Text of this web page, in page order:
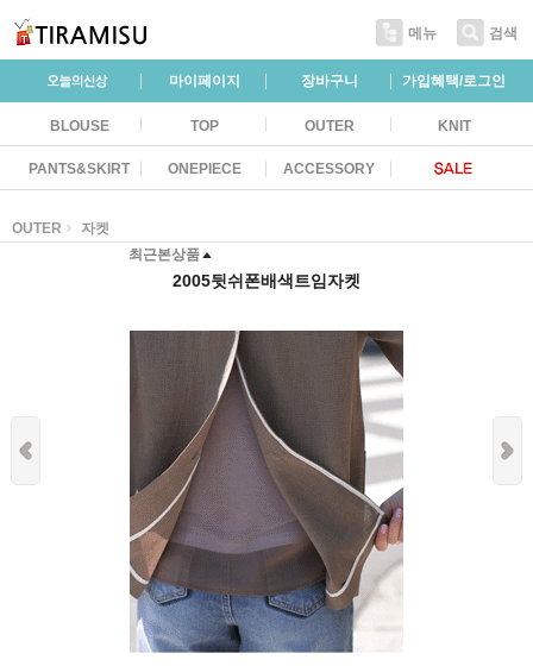
메뉴 검색
마이페이지 장바구니 가입혜택/로그인
BLOUSE TOP OUTER KNIT
PANTS&SKIRT ONEPIECE ACCESSORY
OUTER
자켓
최근본상품
2005뒷쉬폰배색트임자켓